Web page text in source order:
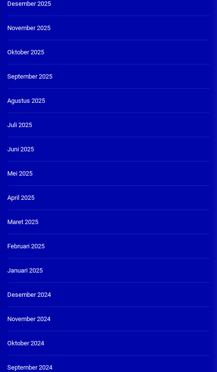
Desember 2025
November 2025
Oktober 2025
September 2025
Agustus 2025
Juli 2025
Juni 2025
Mei 2025
April 2025
Maret 2025
Februari 2025
Januari 2025
Desember 2024
November 2024
Oktober 2024
September 2024